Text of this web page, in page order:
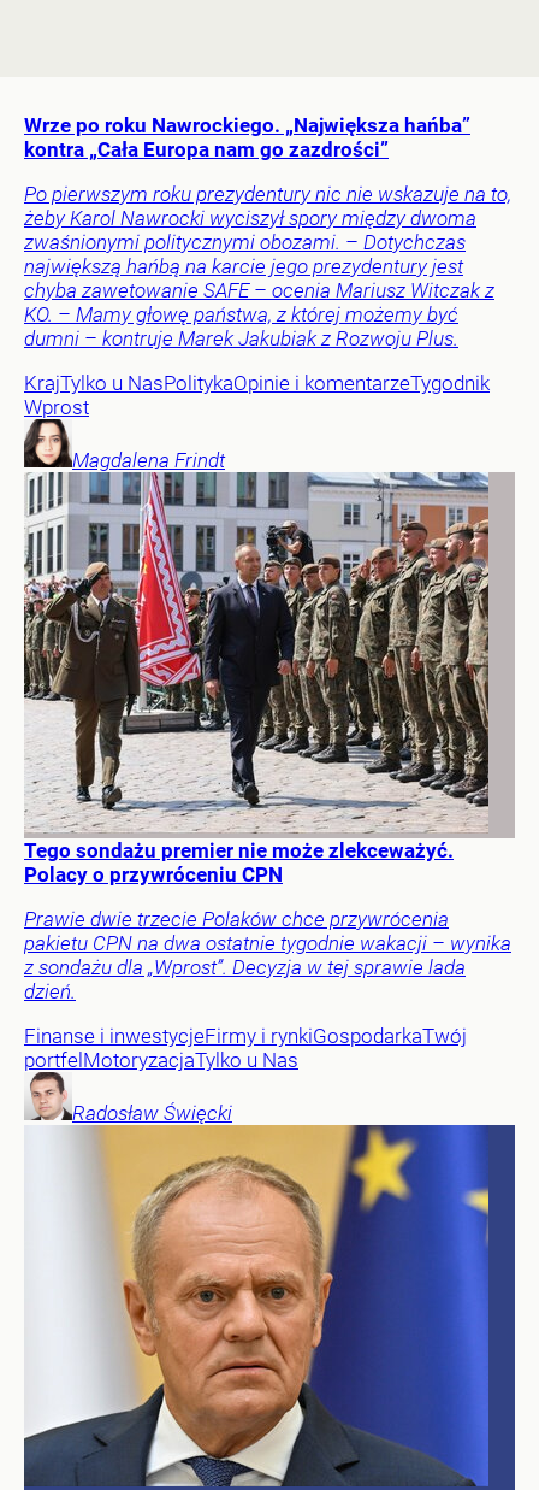
Wrze po roku Nawrockiego. „Największa hańba”
kontra „Cała Europa nam go zazdrości”
Po pierwszym roku prezydentury nic nie wskazuje na to,
żeby Karol Nawrocki wyciszył spory między dwoma
zwaśnionymi politycznymi obozami. – Dotychczas
największą hańbą na karcie jego prezydentury jest
chyba zawetowanie SAFE – ocenia Mariusz Witczak z
KO. – Mamy głowę państwa, z której możemy być
dumni – kontruje Marek Jakubiak z Rozwoju Plus.
KrajTylko u NasPolitykaOpinie i komentarzeTygodnik
Wprost
Magdalena Frindt
Tego sondażu premier nie może zlekceważyć.
Polacy o przywróceniu CPN
Prawie dwie trzecie Polaków chce przywrócenia
pakietu CPN na dwa ostatnie tygodnie wakacji – wynika
z sondażu dla „Wprost”. Decyzja w tej sprawie lada
dzień.
Finanse i inwestycjeFirmy i rynkiGospodarkaTwój
portfel MotoryzacjaTylko u Nas
Radosław Święcki